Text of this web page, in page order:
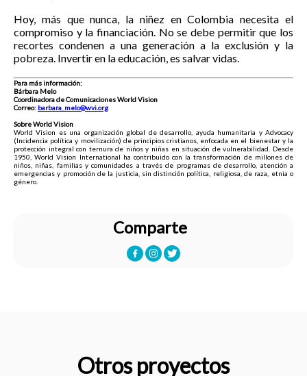
Hoy, más que nunca, la niñez en Colombia necesita el
compromiso y la financiación. No se debe permitir que los
recortes condenen a una generación a la exclusión y la
pobreza. Invertir en la educación, es salvar vidas.
Para más información:
Bárbara Melo
Coordinadora de Comunicaciones World Vision
Correo: barbara_melo@wvi.org
Sobre World Vision
World Vision es una organización global de desarrollo, ayuda humanitaria y Advocacy
(Incidencia política y movilización) de principios cristianos, enfocada en el bienestar y la
protección integral con ternura de niños y niñas en situación de vulnerabilidad. Desde
1950, World Vision International ha contribuido con la transformación de millones de
niños, niñas, familias y comunidades a través de programas de desarrollo, atención a
emergencias y promoción de la justicia, sin distinción política, religiosa, de raza, etnia o
género.
Comparte
Otros proyectos